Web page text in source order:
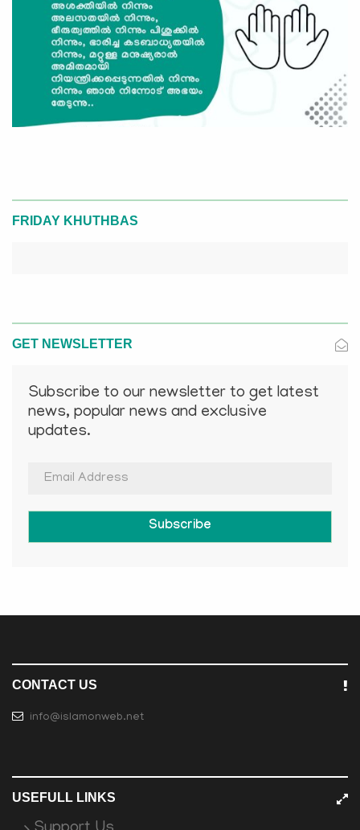
FRIDAY KHUTHBAS
GET NEWSLETTER
Subscribe to our newsletter to get latest
news, popular news and exclusive
updates.
Subscribe
CONTACT US
info@islamonweb.net
USEFULL LINKS